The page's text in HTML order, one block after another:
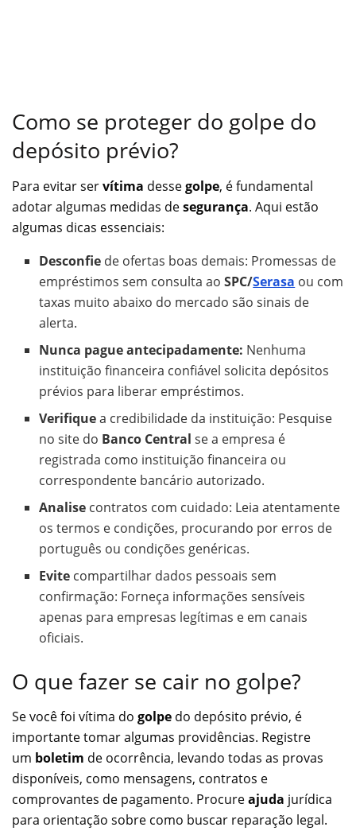
Como se proteger do golpe do
depósito prévio?
Para evitar servítima dessegolpe, é fundamental
adotar algumas medidas desegurança. Aqui estão
algumas dicas essenciais:
Desconfie de ofertas boas demais: Promessas de
empréstimos sem consulta aoSPC/Serasa ou com
taxas muito abaixo do mercado são sinais de
alerta.
Nunca pague antecipadamente: Nenhuma
instituição financeira confiável solicita depósitos
prévios para liberar empréstimos.
Verifiquea credibilidade da instituição: Pesquise
no site do Banco Central se a empresa é
registrada como instituição financeira ou
correspondente bancário autorizado.
Analise contratos com cuidado: Leia atentamente
os termos e condições, procurando por erros de
português ou condições genéricas.
Evite compartilhar dados pessoais sem
confirmação: Forneça informações sensíveis
apenas para empresas legítimas e em canais
oficiais.
O que fazer se cair no golpe?
Se você foi vítima do golpe do depósito prévio, é
importante tomar algumas providências. Registre
um boletim de ocorrência, levando todas as provas
disponíveis, como mensagens, contratos e
comprovantes de pagamento. Procureajuda jurídica
para orientação sobre como buscar reparação legal.